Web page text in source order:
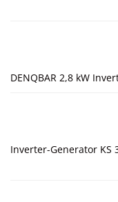
DENQBAR 2,8 kW
Inverter-Generator KS